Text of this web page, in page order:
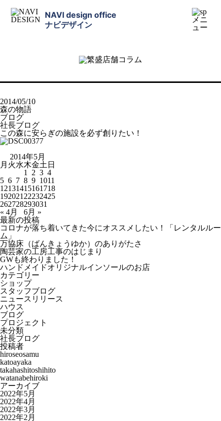
NAVI design office
ナビデザイン
2014年5月
月 火水木金土 日
1
2 3 4
5 6 7 8 9 1011
12131415161718
192021 22232425
262728293031
« 4月
6月 »
最新の投稿
コロナが落ち着いてきた今にオススメしたい！「レンタルルー
ム」
万協床（ばんきょうゆか）のありがたさ
陶芸家の工房工事のはじまり
GWも終わりました！
ハンドメイドオリジナルインソールのお店
カテゴリー
ショップ
スタッフブログ
ニュースリリース
ハウス
ブログ
プロジェクト
未分類
社長ブログ
投稿者
hiroseosamu
katoayaka
takahashitoshihito
watanabehiroki
アーカイブ
2022年5月
2022年4月
2022年3月
2022年2月
2014/05/10
森の物語
ブログ
社長ブログ
この森に安らぎの施設を必ず創りたい！